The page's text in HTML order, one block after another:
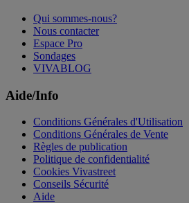
Qui sommes-nous?
Nous contacter
Espace Pro
Sondages
VIVABLOG
Aide/Info
Conditions Générales d'Utilisation
Conditions Générales de Vente
Règles de publication
Politique de confidentialité
Cookies Vivastreet
Conseils Sécurité
Aide